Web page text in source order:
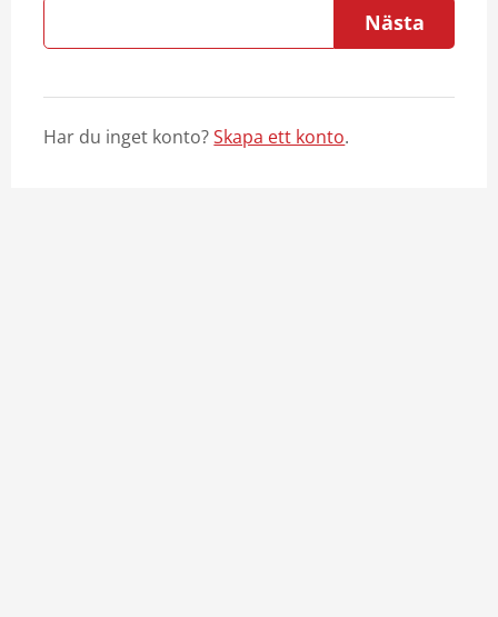
Nästa
Har du inget konto?Skapa ett konto.